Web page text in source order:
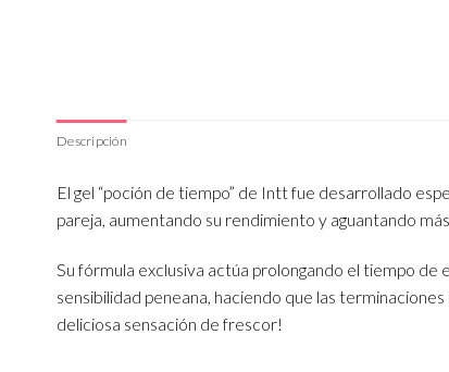
Descripción
El gel “poción de tiempo” de Intt fue desarrollado
pareja, aumentando su rendimiento y aguantando
Su fórmula exclusiva actúa prolongando el tiempo
sensibilidad peneana, haciendo que las
deliciosa sensación de frescor!